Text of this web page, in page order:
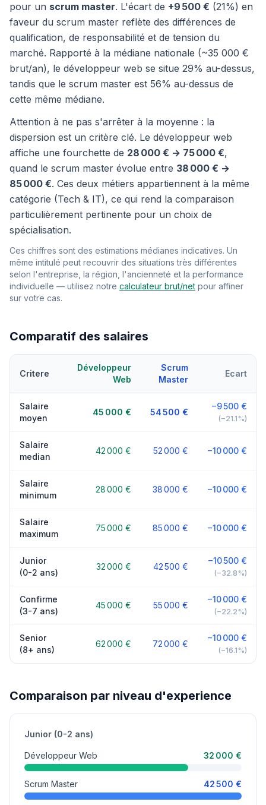
pour un scrum master. L'écart de +9 500 € (21%) en
faveur du scrum master reflète des différences de
qualification, de responsabilité et de tension du
marché. Rapporté à la médiane nationale (~35 000 €
brut/an), le développeur web se situe 29% au-dessus,
tandis que le scrum master est 56% au-dessus de
cette même médiane.
Attention à ne pas s'arrêter à la moyenne : la
dispersion est un critère clé. Le développeur web
affiche une fourchette de 28 000 € → 75 000 €,
quand le scrum master évolue entre 38 000 € →
85 000 €. Ces deux métiers appartiennent à la même
catégorie (Tech & IT), ce qui rend la comparaison
particulièrement pertinente pour un choix de
spécialisation.
Ces chiffres sont des estimations médianes indicatives. Un
même intitulé peut recouvrir des situations très différentes
selon l'entreprise, la région, l'ancienneté et la performance
individuelle — utilisez notre calculateur brut/net pour affiner
sur votre cas.
Comparatif des salaires
Critere
Développeur
Web
Scrum
Master
Ecart
Salaire
moyen
45 000 € 54 500 €
−9 500 €
(−21.1%)
Salaire
median
42 000 € 52 000 € −10 000 €
Salaire
minimum
28 000 € 38 000 € −10 000 €
Salaire
maximum
75 000 € 85 000 € −10 000 €
Junior
(0-2 ans)
32 000 € 42 500 €
−10 500 €
(−32.8%)
Confirme
(3-7 ans)
45 000 € 55 000 €
−10 000 €
(−22.2%)
Senior
(8+ ans)
62 000 € 72 000 €
−10 000 €
(−16.1%)
Comparaison par niveau d'experience
Junior (0-2 ans)
Développeur Web 32 000 €
Scrum Master 42 500 €